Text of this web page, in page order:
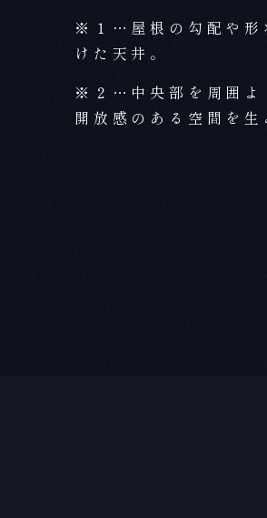
※１…屋根の勾配や形
けた天井。
※２…中央部を周囲よ
開放感のある空間を生